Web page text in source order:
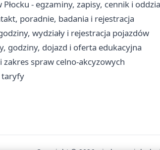
- egzaminy, zapisy, cennik i
poradnie, badania i rejestracja
wydziały i rejestracja pojazdów
godziny, dojazd i oferta edukacyjna
zakres spraw celno-akcyzowych
taryfy